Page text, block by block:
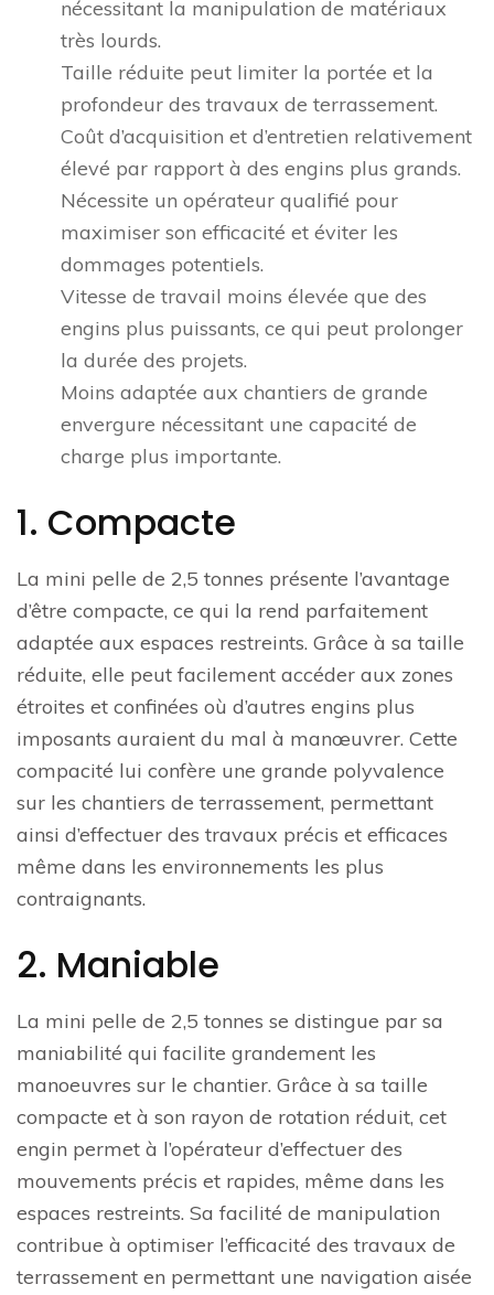
nécessitant la manipulation de matériaux
très lourds.
Taille réduite peut limiter la portée et la
profondeur des travaux de terrassement.
Coût d’acquisition et d’entretien relativement
élevé par rapport à des engins plus grands.
Nécessite un opérateur qualifié pour
maximiser son efficacité et éviter les
dommages potentiels.
Vitesse de travail moins élevée que des
engins plus puissants, ce qui peut prolonger
la durée des projets.
Moins adaptée aux chantiers de grande
envergure nécessitant une capacité de
charge plus importante.
1. Compacte
La mini pelle de 2,5 tonnes présente l’avantage
d’être compacte, ce qui la rend parfaitement
adaptée aux espaces restreints. Grâce à sa taille
réduite, elle peut facilement accéder aux zones
étroites et confinées où d’autres engins plus
imposants auraient du mal à manœuvrer. Cette
compacité lui confère une grande polyvalence
sur les chantiers de terrassement, permettant
ainsi d’effectuer des travaux précis et efficaces
même dans les environnements les plus
contraignants.
2. Maniable
La mini pelle de 2,5 tonnes se distingue par sa
maniabilité qui facilite grandement les
manoeuvres sur le chantier. Grâce à sa taille
compacte et à son rayon de rotation réduit, cet
engin permet à l’opérateur d’effectuer des
mouvements précis et rapides, même dans les
espaces restreints. Sa facilité de manipulation
contribue à optimiser l’efficacité des travaux de
terrassement en permettant une navigation aisée